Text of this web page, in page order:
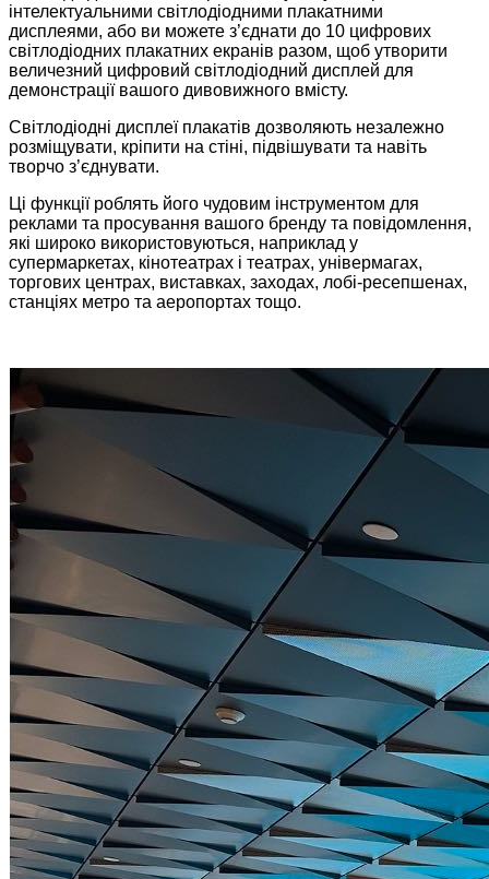
інтелектуальними світлодіодними плакатними
дисплеями, або ви можете з’єднати до 10 цифрових
світлодіодних плакатних екранів разом, щоб утворити
величезний цифровий світлодіодний дисплей для
демонстрації вашого дивовижного вмісту.
Світлодіодні дисплеї плакатів дозволяють незалежно
розміщувати, кріпити на стіні, підвішувати та навіть
творчо з’єднувати.
Ці функції роблять його чудовим інструментом для
реклами та просування вашого бренду та повідомлення,
які широко використовуються, наприклад у
супермаркетах, кінотеатрах і театрах, універмагах,
торгових центрах, виставках, заходах, лобі-ресепшенах,
станціях метро та аеропортах тощо.